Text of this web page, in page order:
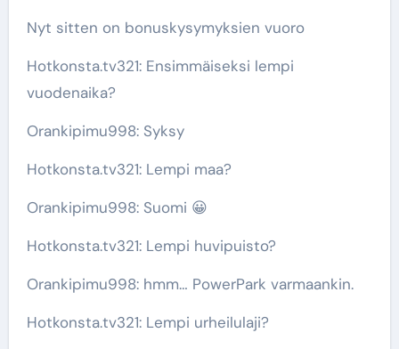
Nyt sitten on bonuskysymyksien vuoro
Hotkonsta.tv321: Ensimmäiseksi lempi
vuodenaika?
Orankipimu998: Syksy
Hotkonsta.tv321: Lempi maa?
Orankipimu998: Suomi 😀
Hotkonsta.tv321: Lempi huvipuisto?
Orankipimu998: hmm… PowerPark varmaankin.
Hotkonsta.tv321: Lempi urheilulaji?